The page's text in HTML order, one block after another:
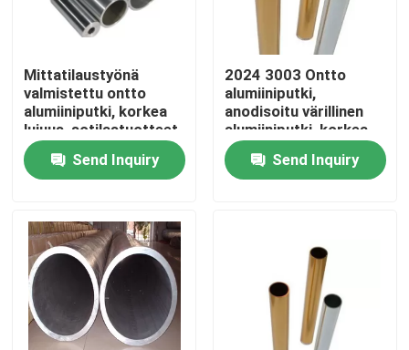
Home
Products
Videos
Mittatilaustyönä
valmistettu ontto
alumiiniputki, korkea
lujuus, sotilastuotteet
Send Inquiry
2024 3003 Ontto
alumiiniputki,
anodisoitu värillinen
alumiiniputki, korkea
puhtausaste
Send Inquiry